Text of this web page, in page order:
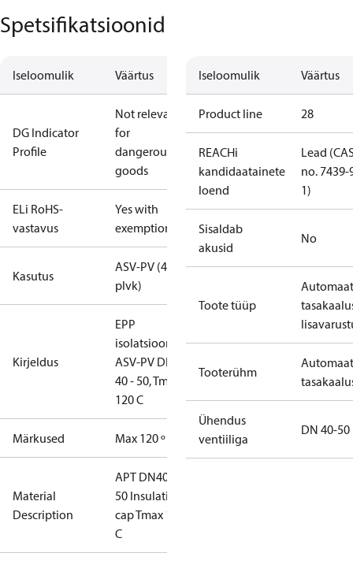
Spetsifikatsioonid
Iseloomulik Väärtus
DG Indicator
Profile
Not relevant
for
dangerous
goods
ELi RoHS-
vastavus
Yes with
exemptions
Kasutus
ASV-PV (4.
plvk)
Kirjeldus
EPP
isolatsioon
ASV-PV DN
40 - 50, Tmax
120 C
Märkused Max 120 º C
Material
Description
APT DN40-
50 Insulation
cap Tmax 120
C
Iseloomulik Väärtus
Product line 28
REACHi
kandidaatainete
loend
Lead
no. 7439-
1)
Sisaldab
akusid
No
Toote tüüp
Tooterühm
Ühendus
ventiiliga
DN 40-50